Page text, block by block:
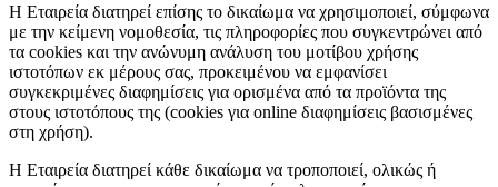
Η Εταιρεία διατηρεί επίσης το δικαίωμα να χρησιμοποιεί, σύμφωνα
με την κείμενη νομοθεσία, τις πληροφορίες που συγκεντρώνει από
τα cookies και την ανώνυμη ανάλυση του μοτίβου χρήσης
ιστοτόπων εκ μέρους σας, προκειμένου να εμφανίσει
συγκεκριμένες διαφημίσεις για ορισμένα από τα προϊόντα της
στους ιστοτόπους της (cookies για online διαφημίσεις βασισμένες
στη χρήση).
Η Εταιρεία διατηρεί κάθε δικαίωμα να τροποποιεί, ολικώς ή